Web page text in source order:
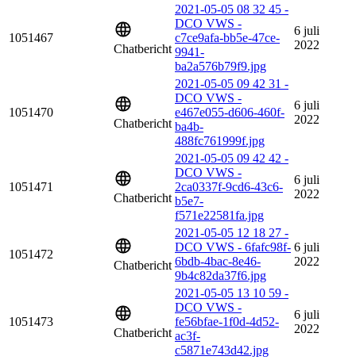
1051467
Chatbericht
2021-05-05 08 32 45 -
DCO VWS -
c7ce9afa-bb5e-47ce-
9941-
ba2a576b79f9.jpg
6 juli
2022
1051470
Chatbericht
2021-05-05 09 42 31 -
DCO VWS -
e467e055-d606-460f-
ba4b-
488fc761999f.jpg
6 juli
2022
1051471
Chatbericht
2021-05-05 09 42 42 -
DCO VWS -
2ca0337f-9cd6-43c6-
b5e7-
f571e22581fa.jpg
6 juli
2022
1051472
Chatbericht
2021-05-05 12 18 27 -
DCO VWS - 6fafc98f-
6bdb-4bac-8e46-
9b4c82da37f6.jpg
6 juli
2022
1051473
Chatbericht
2021-05-05 13 10 59 -
DCO VWS -
fe56bfae-1f0d-4d52-
ac3f-
c5871e743d42.jpg
6 juli
2022